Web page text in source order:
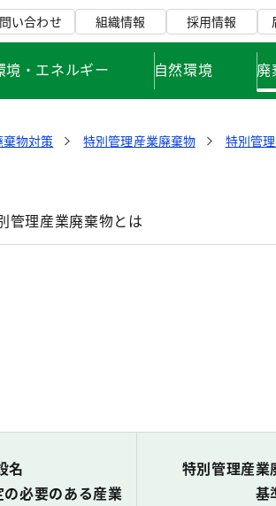
い合わせ 組織情報 採用情報
境・エネルギー 自然環境 廃
棄物対策 特別管理産業廃棄物 特別管
管理産業廃棄物とは
名
必要のある産業
特別管理産業
基